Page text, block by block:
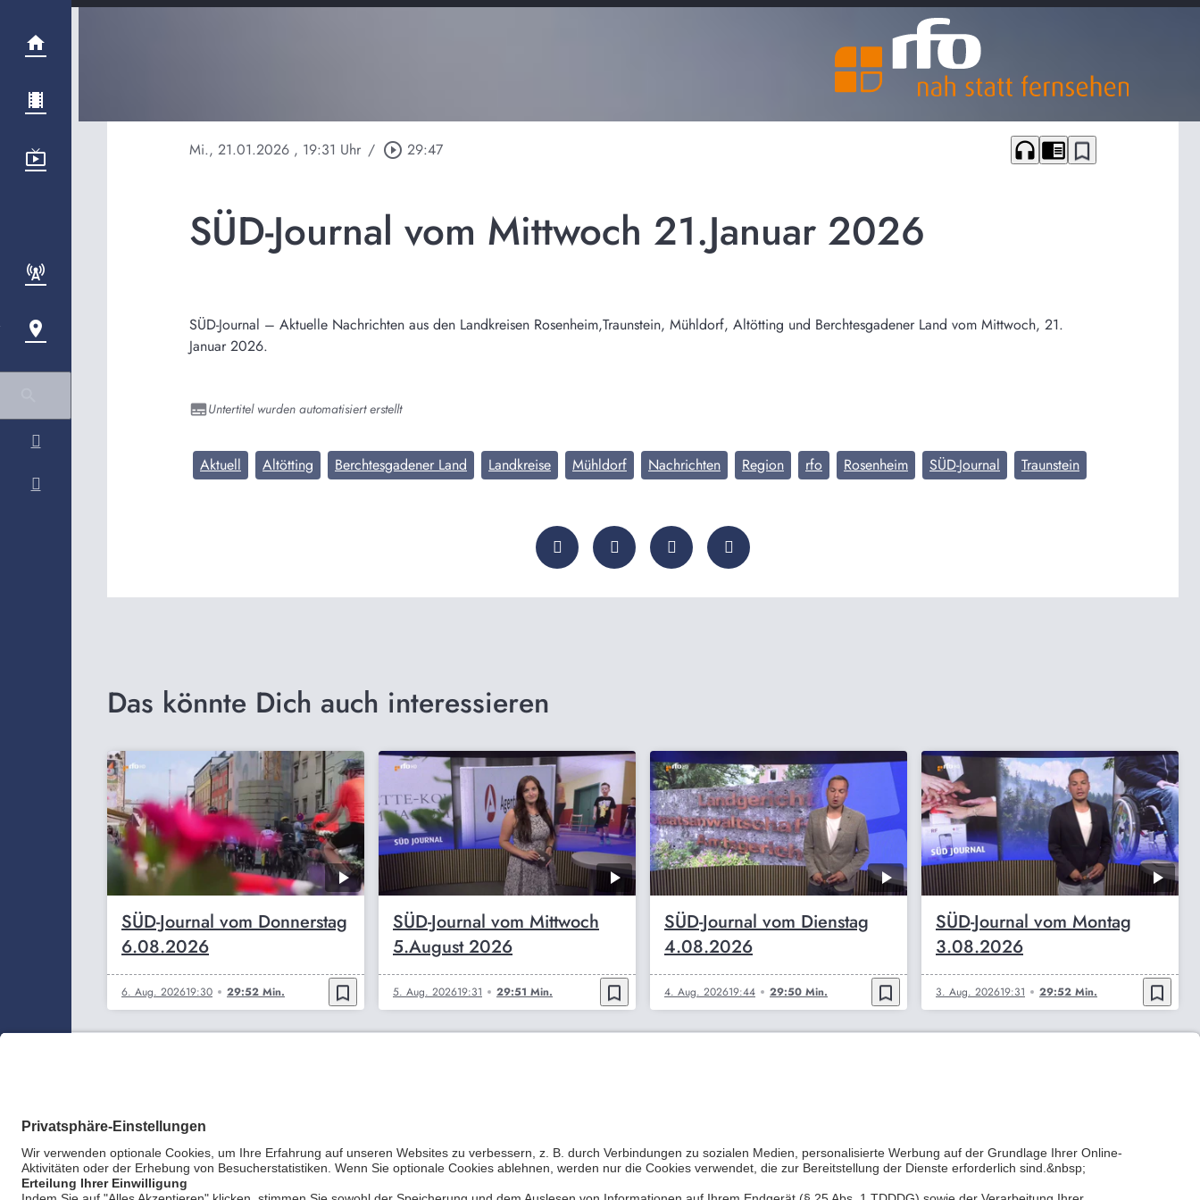
Mi., 21.01.2026 , 19:31 Uhr / play_circle_outline 29:47 headphones chrome_reader_mode bookmark_border
SÜD-Journal vom Mittwoch 21.Januar 2026
SÜD-Journal – Aktuelle Nachrichten aus den Landkreisen Rosenheim,Traunstein, Mühldorf, Altötting und Berchtesgadener Land vom Mittwoch, 21.
Januar 2026.
Untertitel wurden automatisiert erstellt
Aktuell Altötting Berchtesgadener Land Landkreise Mühldorf Nachrichten Region rfo Rosenheim SÜD-Journal Traunstein
Das könnte Dich auch interessieren
SÜD-Journal vom Donnerstag
6.08.2026
6. Aug. 202619:30 29:52 Min. bookmark_border
SÜD-Journal vom Mittwoch
5.August 2026
5. Aug. 202619:31 29:51 Min. bookmark_border
SÜD-Journal vom Dienstag
4.08.2026
4. Aug. 202619:44 29:50 Min. bookmark_border
SÜD-Journal vom Montag
3.08.2026
3. Aug. 202619:31 29:52 Min. bookmark_border